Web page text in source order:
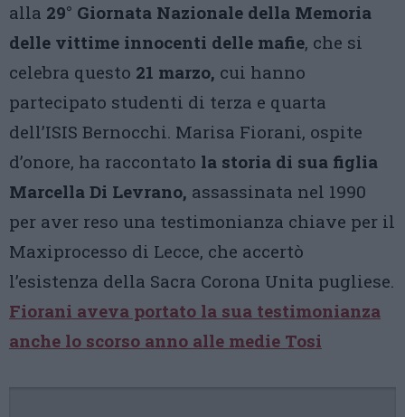
alla 29° Giornata Nazionale della Memoria
delle vittime innocenti delle mafie, che si
celebra questo 21 marzo, cui hanno
partecipato studenti di terza e quarta
dell’ISIS Bernocchi. Marisa Fiorani, ospite
d’onore, ha raccontato la storia di sua figlia
Marcella Di Levrano, assassinata nel 1990
per aver reso una testimonianza chiave per il
Maxiprocesso di Lecce, che accertò
l’esistenza della Sacra Corona Unita pugliese.
Fiorani aveva portato la sua testimonianza
anche lo scorso anno alle medie Tosi